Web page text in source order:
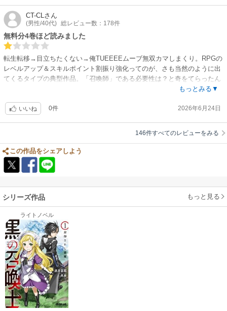
CT-CLさん
(男性/40代) 総レビュー数：178件
無料分4巻ほど読みました
転生転移→目立ちたくない→俺TUEEEEムーブ無双カマしまくり。RPGの
レベルアップ＆スキルポイント割振り強化ってのが、さも当然のように出
てくるタイプの典型作品。「召喚師」である必要性は？と奇をてらったん
だろうなぁと半笑いになれるもののストーリー・設定はそこまで悪くない
ただ構成・演出があまり良く感じなかった。キャラの動機の論理性を体系
その動機自体も根拠が表現できてないので、そうはならんやろ感もある。
画力のなさ。クセとか味って呼べる要素すらない。稚拙。子どもの落書き
レベル。なぜこの絵師を充てがったのだろう？なぜこの絵師は作画依頼を
受けるのだろう？
像してしまう。漫画であるなら最低限の作画力はあってしかるべきなの
もっとみる▼
いいね 0件 2026年6月24日
146件すべてのレビューをみる
この作品をシェアしよう
シリーズ作品 もっと見る
ライトノベル